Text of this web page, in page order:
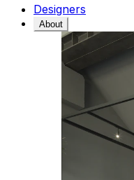
Designers
About